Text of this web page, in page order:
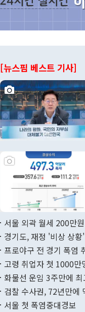
[뉴스핌 베스트 기사]
서울 외곽 월세 200만원
경기도, 재정 '비상 상황'
프로야구 전 경기 폭염
고령 취업자 첫 1000만
화물선 운임 3주만에 최
검찰 수사권, 72년만에
서울 첫 폭염중대경보